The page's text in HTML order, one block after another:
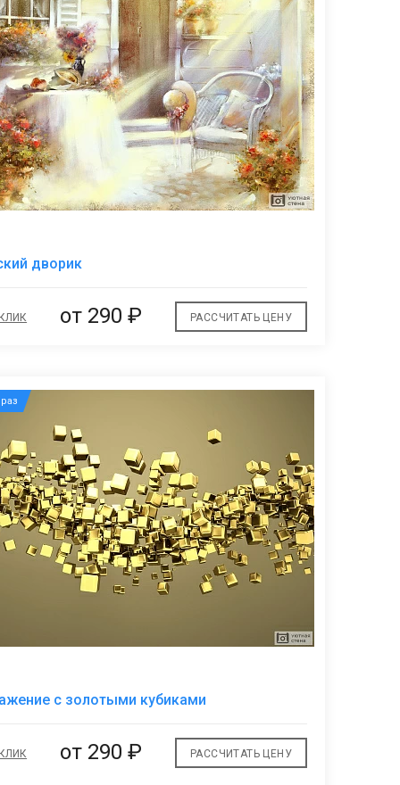
дворик
от 290 ₽ РАССЧИТАТЬ ЦЕНУ
с золотыми кубиками
от 290 ₽ РАССЧИТАТЬ ЦЕНУ